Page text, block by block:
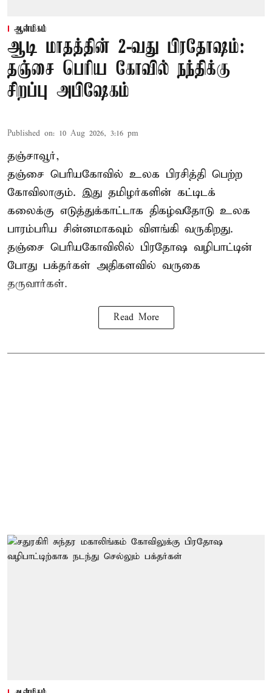
ஆன்மிகம்
ஆடி மாதத்தின் 2-வது பிரதோஷம்:
தஞ்சை பெரிய கோவில் நந்திக்கு
சிறப்பு அபிஷேகம்
Published on: 10 Aug 2026, 3:16 pm
தஞ்சாவூர்,
தஞ்சை பெரியகோவில் உலக பிரசித்தி பெற்ற
கோவிலாகும். இது தமிழர்களின் கட்டிடக்
கலைக்கு எடுத்துக்காட்டாக திகழ்வதோடு உலக
பாரம்பரிய சின்னமாகவும் விளங்கி வருகிறது.
தஞ்சை பெரியகோவிலில் பிரதோஷ வழிபாட்டின்
போது பக்தர்கள் அதிகளவில் வருகை
தருவார்கள்.
Read More